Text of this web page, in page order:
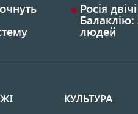
Росія
Балаклію:
людей
КУЛЬТУРА